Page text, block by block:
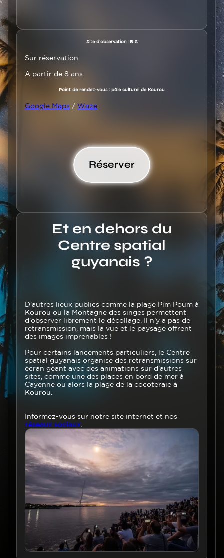
Site d’observation IBIS
Sur réservation
A partir de 8 ans
Point de rendez-vous : pôle culturel de Kourou
Google Maps / Waze
Lien
réservation
Réserver
bandeau
Image
Image
TitreEt en dehors du
Centre spatial
guyanais ?
D'autres lieux publics comme la plage Pim Poum à
Kourou ou la Montagne des singes permettent
d'observer librement le décollage. Il n’y a pas de
retransmission, mais la vue et le paysage offrent
des images imprenables !
Pour certains lancements particuliers, le Centre
spatial guyanais organise des retransmissions sur
écran géant avec des animations sur d'autres
sites, comme une des places en bord de mer à
Cayenne ou alors la plage de la cocoteraie à
Kourou.
Informez-vous sur notre site internet et nos
réseaux sociaux.